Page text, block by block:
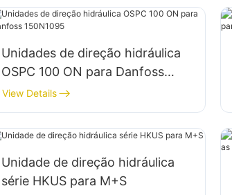
Unidades de direção hidráulica
OSPC 100 ON para Danfoss
150N1095
View Details
Unidade de direção hidráulica
série HKUS para M+S